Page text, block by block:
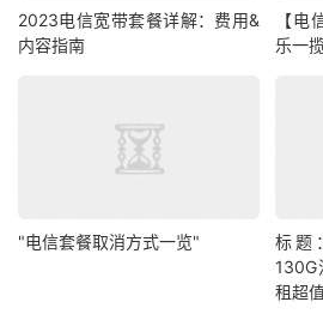
2023电信宽带套餐详解：费用&
内容指南
【
乐一
"电信套餐取消方式一览"
标题
租超